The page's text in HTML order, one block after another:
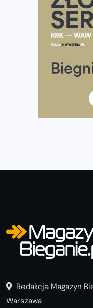
Rozbiegany Olsztyn
półmaratonem
Już w tę sobotę 35.
35. Bieg Powstania
poradnik przed
Ile razy w tygodniu
często biegać, żeby
Redakcja Magazyn
Warszawa